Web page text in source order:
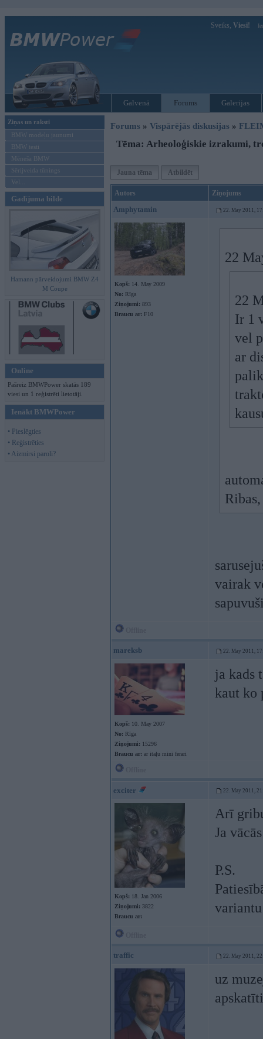
Sveiks, Viesi!
Galvenā Forums Galerijas
Ziņas un raksti
BMW modeļu jaunumi
BMW testi
Mēneša BMW
Sērijveida tūnings
Vel...
Gadījuma bilde
Hamann pārveidojumi BMW Z4
M Coupe
Online
Pašreiz BMWPower skatās 189
viesi un 1 reģistrēti lietotāji.
Ienākt BMWPower
• Pieslēgties
• Reģistrēties
• Aizmirsi paroli?
Forums » Vispārējās diskusijas »
Tēma: Arheoloģiskie izrakumi,
Jauna tēma Atbildēt
Autors Ziņojums
Amphytamin 22. May 2011,
Kopš: 14. May 2009
No: Rīga
Ziņojumi: 893
Braucu ar: F10
22
22
Ir 1
vel
ar
vairak
mareksb 22. May 2011,
Kopš: 10. May 2007
No: Rīga
Ziņojumi: 15296
Braucu ar: ar itaļu mini ferari
ja kads
kaut ko
exciter 22. May 2011,
Kopš: 18. Jan 2006
Ziņojumi: 3822
Braucu ar:
Arī
Ja
P.S.
traffic 22. May 2011,
uz